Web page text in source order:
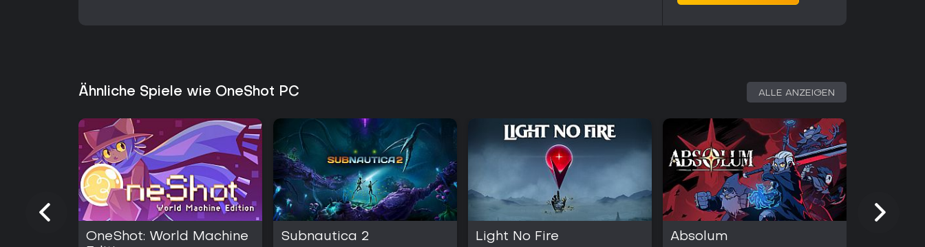
Ähnliche Spiele wie OneShot PC ALLE ANZEIGEN
OneShot: World Machine
Subnautica 2 Light No Fire Absolum